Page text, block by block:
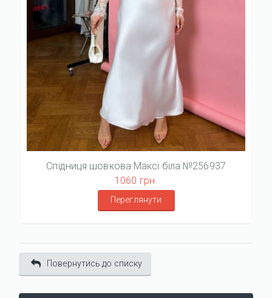
Спідниця шовкова Максі біла №256937
1060 грн.
Переглянути
Повернутись до списку